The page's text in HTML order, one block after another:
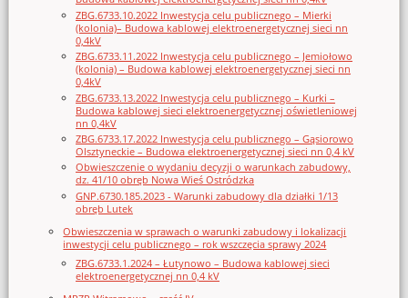
ZBG.6733.10.2022 Inwestycja celu publicznego – Mierki
(kolonia)– Budowa kablowej elektroenergetycznej sieci nn
0,4kV
ZBG.6733.11.2022 Inwestycja celu publicznego – Jemiołowo
(kolonia) – Budowa kablowej elektroenergetycznej sieci nn
0,4kV
ZBG.6733.13.2022 Inwestycja celu publicznego – Kurki –
Budowa kablowej sieci elektroenergetycznej oświetleniowej
nn 0,4kV
ZBG.6733.17.2022 Inwestycja celu publicznego – Gąsiorowo
Olsztyneckie – Budowa elektroenergetycznej sieci nn 0,4 kV
Obwieszczenie o wydaniu decyzji o warunkach zabudowy,
dz. 41/10 obręb Nowa Wieś Ostródzka
GNP.6730.185.2023 - Warunki zabudowy dla działki 1/13
obręb Lutek
Obwieszczenia w sprawach o warunki zabudowy i lokalizacji
inwestycji celu publicznego – rok wszczęcia sprawy 2024
ZBG.6733.1.2024 – Łutynowo – Budowa kablowej sieci
elektroenergetycznej nn 0,4 kV